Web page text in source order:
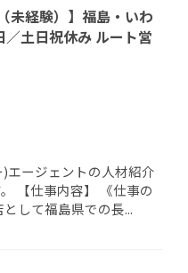
未経験）】福島・いわ
土日祝休み ルート営
ージェントの人材紹介
【仕事内容】 《仕事の
して福島県での長...